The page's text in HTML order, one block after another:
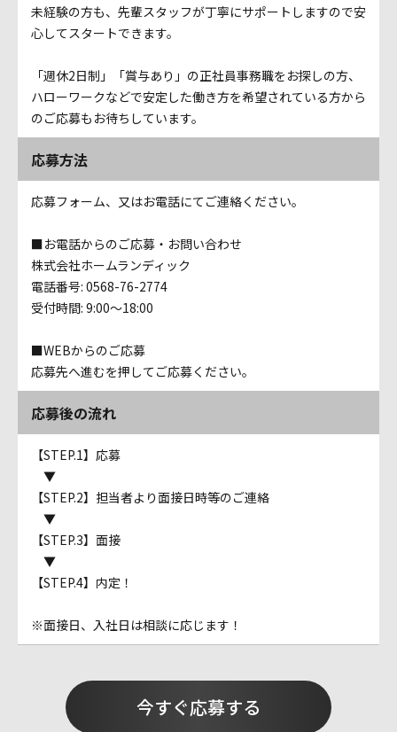
未経験の方も、先輩スタッフが丁寧にサポートしますので安
心してスタートできます。
「週休2日制」「賞与あり」の正社員事務職をお探しの方、
ハローワークなどで安定した働き方を希望されている方から
のご応募もお待ちしています。
応募方法
応募フォーム、又はお電話にてご連絡ください。
■お電話からのご応募・お問い合わせ
株式会社ホームランディック
電話番号: 0568-76-2774
受付時間: 9:00～18:00
■WEBからのご応募
応募先へ進むを押してご応募ください。
応募後の流れ
【STEP.1】応募
▼
【STEP.2】担当者より面接日時等のご連絡
▼
【STEP.3】面接
▼
【STEP.4】内定！
※面接日、入社日は相談に応じます！
今すぐ応募する